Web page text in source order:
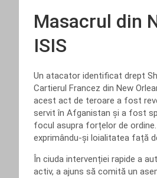
Masacrul din
ISIS
Un atacator identificat drept
Cartierul Francez din New
acest act de teroare a fost
servit în Afganistan și a fost
focul asupra forțelor de
exprimându-și loialitatea față
În ciuda intervenției rapide a
activ, a ajuns să comită un